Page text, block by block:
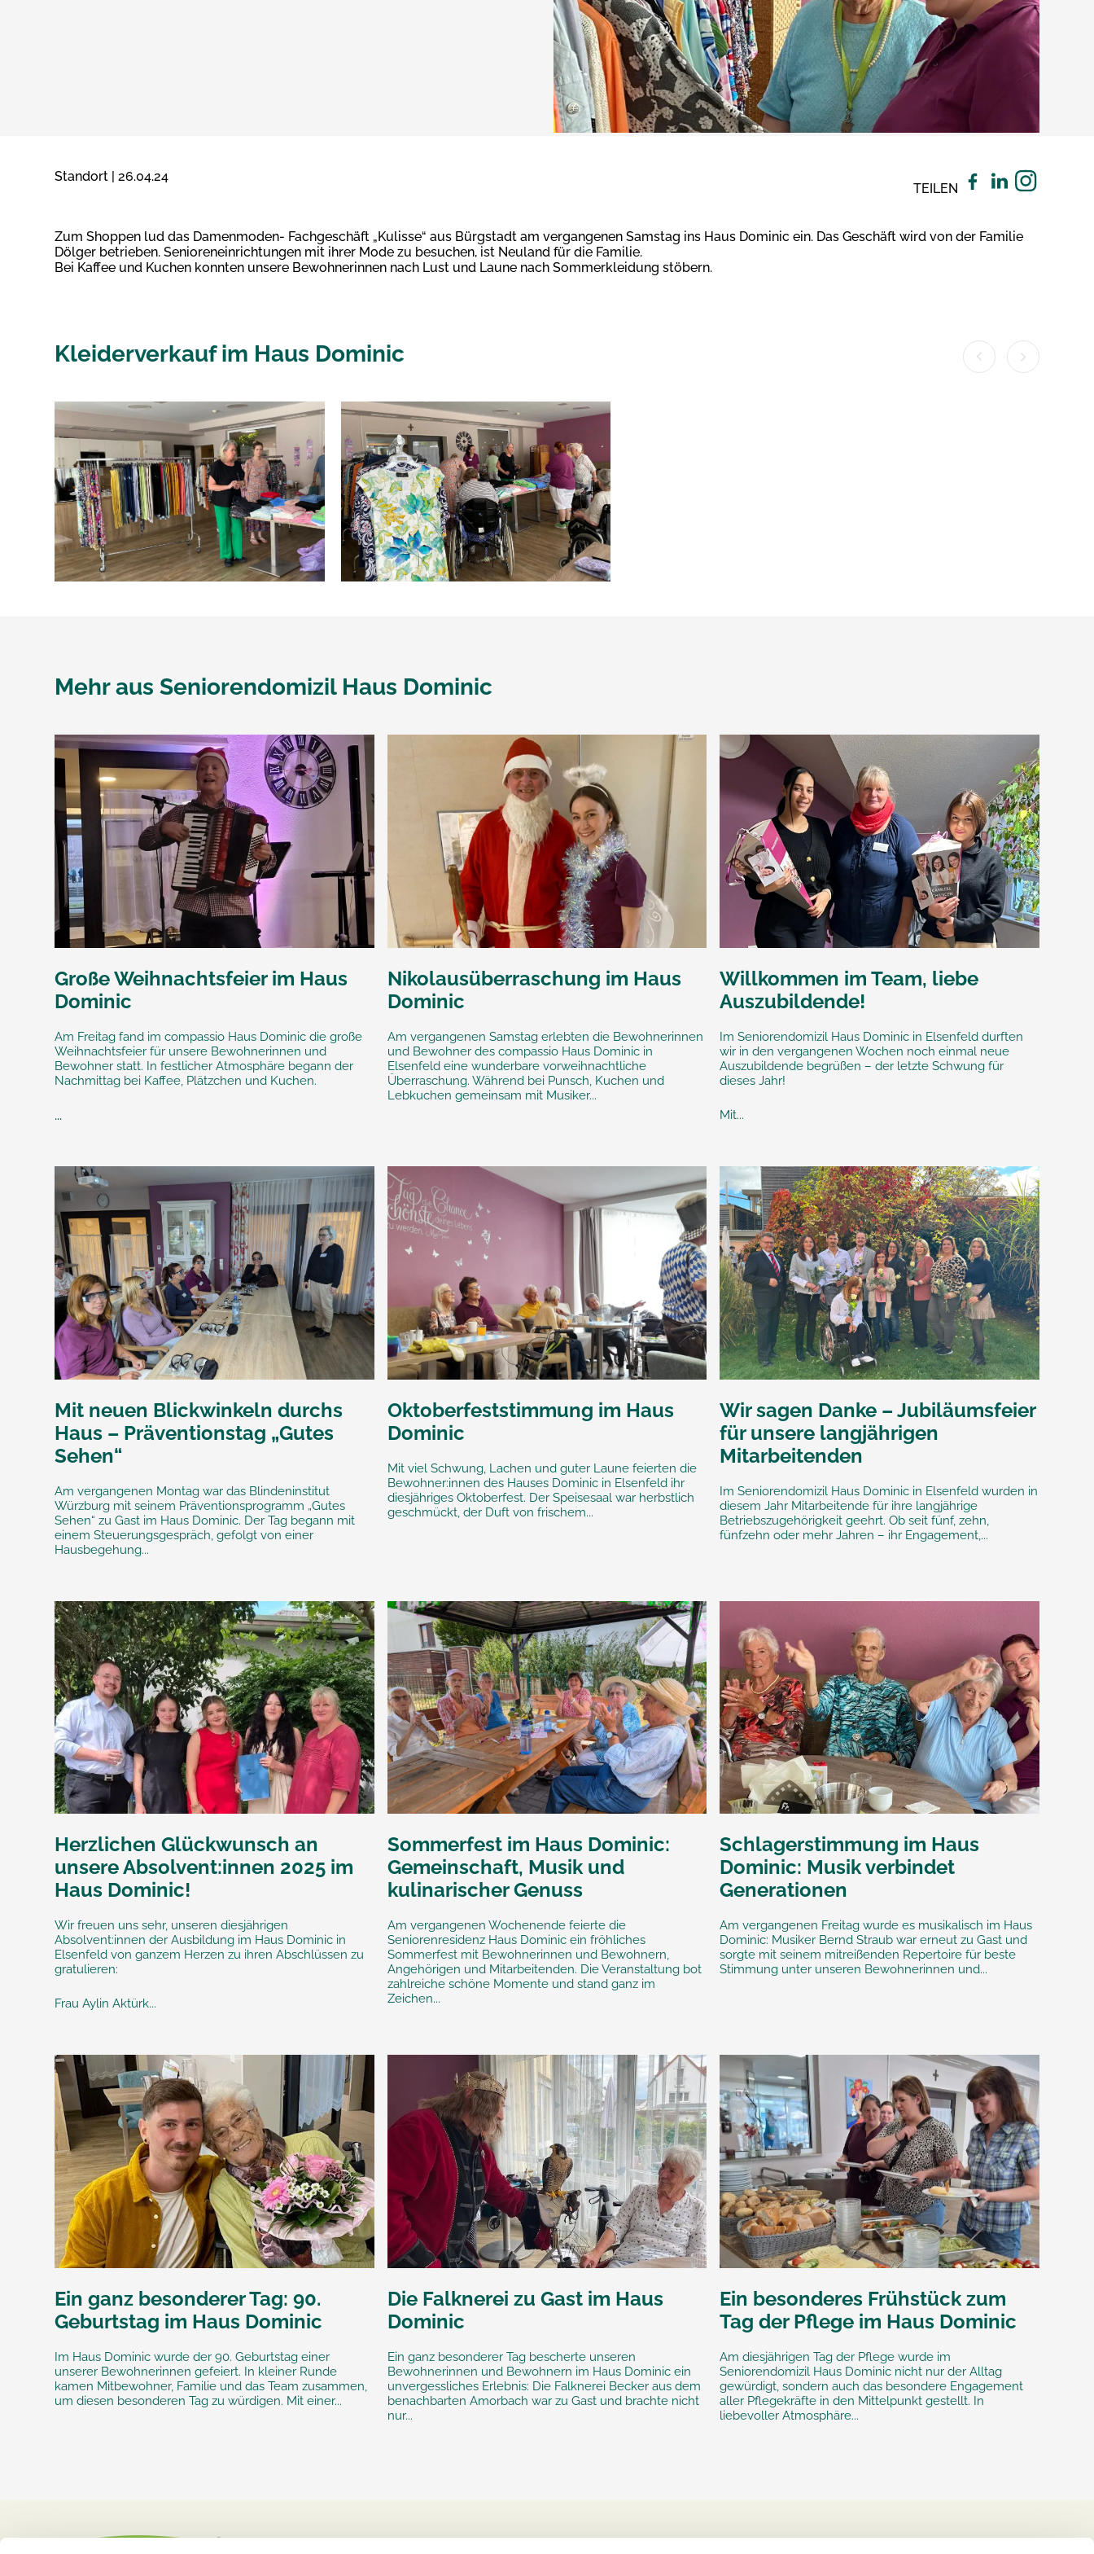
Standort | 26.04.24
TEILEN
Zum Shoppen lud das Damenmoden- Fachgeschäft „Kulisse“ aus Bürgstadt am vergangenen Samstag ins Haus Dominic ein. Das Geschäft wird von der Familie
Dölger betrieben. Senioreneinrichtungen mit ihrer Mode zu besuchen, ist Neuland für die Familie.
Bei Kaffee und Kuchen konnten unsere Bewohnerinnen nach Lust und Laune nach Sommerkleidung stöbern.
Kleiderverkauf im Haus Dominic
Mehr ausSeniorendomizil Haus Dominic
Große Weihnachtsfeier im Haus
Dominic
Am Freitag fand im compassio Haus Dominic die große
Weihnachtsfeier für unsere Bewohnerinnen und
Bewohner statt. In festlicher Atmosphäre begann der
Nachmittag bei Kaffee, Plätzchen und Kuchen.
...
Nikolausüberraschung im Haus
Dominic
Am vergangenen Samstag erlebten die Bewohnerinnen
und Bewohner des compassio Haus Dominic in
Elsenfeld eine wunderbare vorweihnachtliche
Überraschung. Während bei Punsch, Kuchen und
Lebkuchen gemeinsam mit Musiker...
Willkommen im Team, liebe
Auszubildende!
Im Seniorendomizil Haus Dominic in Elsenfeld durften
wir in den vergangenen Wochen noch einmal neue
Auszubildende begrüßen – der letzte Schwung für
dieses Jahr!
Mit...
Mit neuen Blickwinkeln durchs
Haus – Präventionstag „Gutes
Sehen“
Am vergangenen Montag war das Blindeninstitut
Würzburg mit seinem Präventionsprogramm „Gutes
Sehen“ zu Gast im Haus Dominic. Der Tag begann mit
einem Steuerungsgespräch, gefolgt von einer
Hausbegehung...
Oktoberfeststimmung im Haus
Dominic
Mit viel Schwung, Lachen und guter Laune feierten die
Bewohner:innen des Hauses Dominic in Elsenfeld ihr
diesjähriges Oktoberfest. Der Speisesaal war herbstlich
geschmückt, der Duft von frischem...
Wir sagen Danke – Jubiläumsfeier
für unsere langjährigen
Mitarbeitenden
Im Seniorendomizil Haus Dominic in Elsenfeld wurden in
diesem Jahr Mitarbeitende für ihre langjährige
Betriebszugehörigkeit geehrt. Ob seit fünf, zehn,
fünfzehn oder mehr Jahren – ihr Engagement,...
Herzlichen Glückwunsch an
unsere Absolvent:innen 2025 im
Haus Dominic!
Wir freuen uns sehr, unseren diesjährigen
Absolvent:innen der Ausbildung im Haus Dominic in
Elsenfeld von ganzem Herzen zu ihren Abschlüssen zu
gratulieren:
Frau Aylin Aktürk...
Sommerfest im Haus Dominic:
Gemeinschaft, Musik und
kulinarischer Genuss
Am vergangenen Wochenende feierte die
Seniorenresidenz Haus Dominic ein fröhliches
Sommerfest mit Bewohnerinnen und Bewohnern,
Angehörigen und Mitarbeitenden. Die Veranstaltung bot
zahlreiche schöne Momente und stand ganz im
Zeichen...
Schlagerstimmung im Haus
Dominic: Musik verbindet
Generationen
Am vergangenen Freitag wurde es musikalisch im Haus
Dominic: Musiker Bernd Straub war erneut zu Gast und
sorgte mit seinem mitreißenden Repertoire für beste
Stimmung unter unseren Bewohnerinnen und...
Ein ganz besonderer Tag: 90.
Geburtstag im Haus Dominic
Im Haus Dominic wurde der 90. Geburtstag einer
unserer Bewohnerinnen gefeiert. In kleiner Runde
kamen Mitbewohner, Familie und das Team zusammen,
um diesen besonderen Tag zu würdigen. Mit einer...
Die Falknerei zu Gast im Haus
Dominic
Ein ganz besonderer Tag bescherte unseren
Bewohnerinnen und Bewohnern im Haus Dominic ein
unvergessliches Erlebnis: Die Falknerei Becker aus dem
benachbarten Amorbach war zu Gast und brachte nicht
nur...
Ein besonderes Frühstück zum
Tag der Pflege im Haus Dominic
Am diesjährigen Tag der Pflege wurde im
Seniorendomizil Haus Dominic nicht nur der Alltag
gewürdigt, sondern auch das besondere Engagement
aller Pflegekräfte in den Mittelpunkt gestellt. In
liebevoller Atmosphäre...